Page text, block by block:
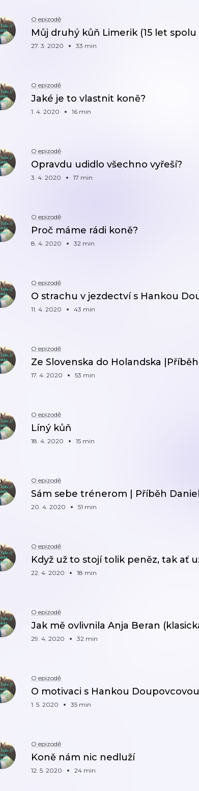
O epizodě
Můj druhý kůň Limerik (15 let
27. 3. 2020 33 min
O epizodě
Jaké je to vlastnit koně?
1. 4. 2020 16 min
O epizodě
Opravdu udidlo všechno vyřeší?
3. 4. 2020 17 min
O epizodě
Proč máme rádi koně?
8. 4. 2020 32 min
O epizodě
O strachu v jezdectví s Hankou
11. 4. 2020 43 min
O epizodě
Ze Slovenska do Holandska
17. 4. 2020 53 min
O epizodě
Líný kůň
18. 4. 2020 15 min
O epizodě
Sám sebe trénerom | Příběh
20. 4. 2020 51 min
O epizodě
Když už to stojí tolik peněz, tak ať
22. 4. 2020 18 min
O epizodě
Jak mě ovlivnila Anja Beran
29. 4. 2020 32 min
O epizodě
O motivaci s Hankou Doupovcovou
1. 5. 2020 35 min
O epizodě
Koně nám nic nedluží
12. 5. 2020 24 min